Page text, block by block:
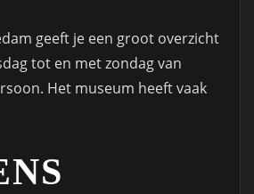
geeft je een groot overzicht
tot en met zondag van
Het museum heeft vaak